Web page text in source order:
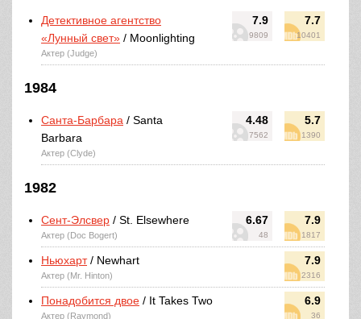
7.9
9809
7.7
10401
Детективное агентство
«Лунный свет» / Moonlighting
Актер (Judge)
1984
4.48
7562
5.7
1390
Санта-Барбара / Santa
Barbara
Актер (Clyde)
1982
6.67
48
7.9
1817
Сент-Элсвер / St. Elsewhere
Актер (Doc Bogert)
7.9
2316
Ньюхарт/ Newhart
Актер (Mr. Hinton)
6.9
36
Понадобится двое / It Takes Two
Актер (Raymond)